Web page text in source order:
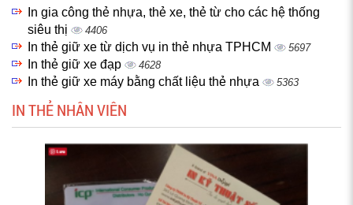
In gia công thẻ nhựa, thẻ xe, thẻ từ cho các hệ thống
siêu thị
4406
In thẻ giữ xe từ dịch vụ in thẻ nhựa TPHCM 5697
In thẻ giữ xe đạp 4628
In thẻ giữ xe máy bằng chất liệu thẻ nhựa 5363
IN THẺ NHÂN VIÊN